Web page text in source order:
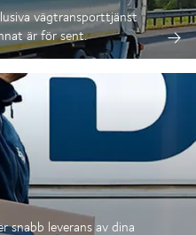
vägtransporttjänst
är för sent.
snabb leverans av dina